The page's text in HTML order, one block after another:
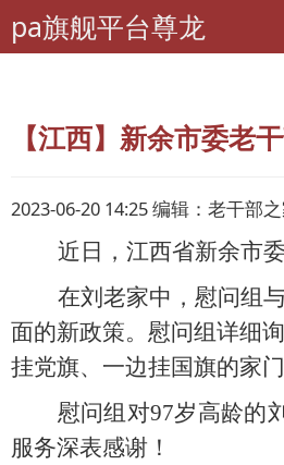
pa旗舰平台尊龙
pa旗舰平台尊龙 离退休干部工作
【江西】新余市委老
2023-06-20 14:25 编辑：老干部
近日，江西省新余市
在刘老家中，慰问组
面的新政策。慰问组详细
挂党旗、一边挂国旗的家门
慰问组对97岁高龄的
服务深表感谢！